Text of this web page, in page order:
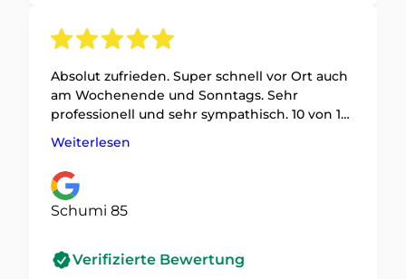
Absolut zufrieden. Super schnell vor Ort auch
am Wochenende und Sonntags. Sehr
professionell und sehr sympathisch. 10 von 10
Weiterlesen
Schumi 85
Verifizierte Bewertung